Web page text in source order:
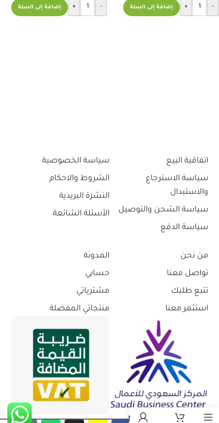
-
+ إضافة إلى السلة
-
+ إضافة إلى السلة
اتفاقية البيع
سياسة الاسترجاع
والاستبدال
سياسة الشحن والتوصيل
سياسة الدفع
سياسة الخصوصية
الشروط والاحكام
النشرة البريدية
الأسئلة الشائعة
من نحن
تواصل معنا
تتبع طلبك
استثمر معنا
المدونة
حسابي
مشترياتي
منتجاتي المفضلة